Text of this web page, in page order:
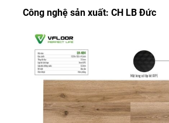
Công nghệ sản xuất: CH LB Đức